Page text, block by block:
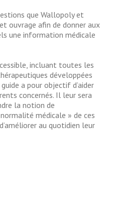
que Wallopoly et
ouvrage afin de donner aux
une information médicale
incluant toutes les
développées
a pour objectif d’aider
concernés. Il leur sera
la notion de
médicale » de ces
au quotidien leur